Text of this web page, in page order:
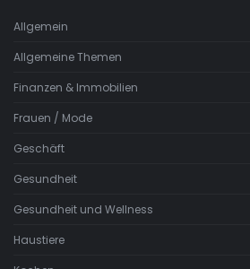
Allgemein
Allgemeine Themen
Finanzen & Immobilien
Frauen / Mode
Geschäft
Gesundheit
Gesundheit und Wellness
Haustiere